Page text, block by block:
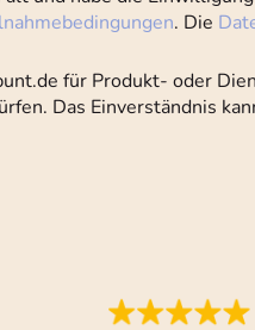
. Die
für Produkt- oder
Das Einverständnis